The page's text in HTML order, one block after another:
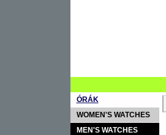
ÓRÁK
WOMEN'S WATCHES
MEN'S WATCHES